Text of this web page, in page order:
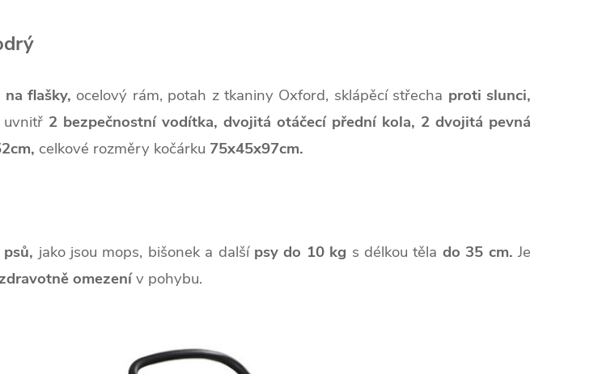
flašky, ocelový rám, potah z tkaniny Oxford, sklápěcí střecha proti slunci,
uvnitř 2 bezpečnostní vodítka,dvojitá otáčecí přední kola, 2 dvojitá pevná
celkové rozměry kočárku 75x45x97cm.
jako jsou mops, bišonek a další psy do 10 kg s délkou těla do 35 cm. Je
zdravotně omezenív pohybu.